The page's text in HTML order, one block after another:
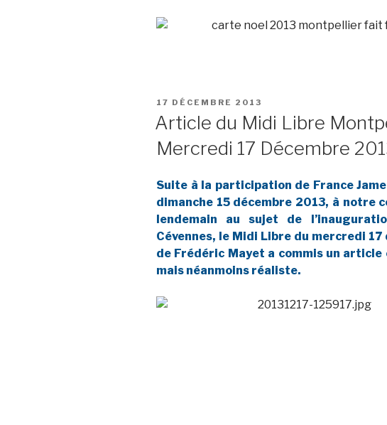
PUBLIÉ
LE
17 DÉCEMBRE 2013
Article du Midi Libre
Mercredi 17 Décembre
Suite à la participation de France
dimanche 15 décembre 2013, à notre
lendemain au sujet de
Cévennes, le Midi Libre du mercredi 17
de Frédéric Mayet a commis un
mais néanmoins réaliste.